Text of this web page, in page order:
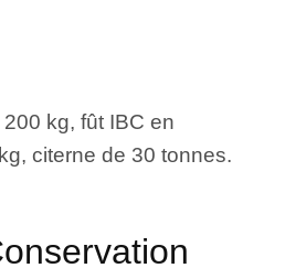
kg, fût IBC en
citerne de 30 tonnes.